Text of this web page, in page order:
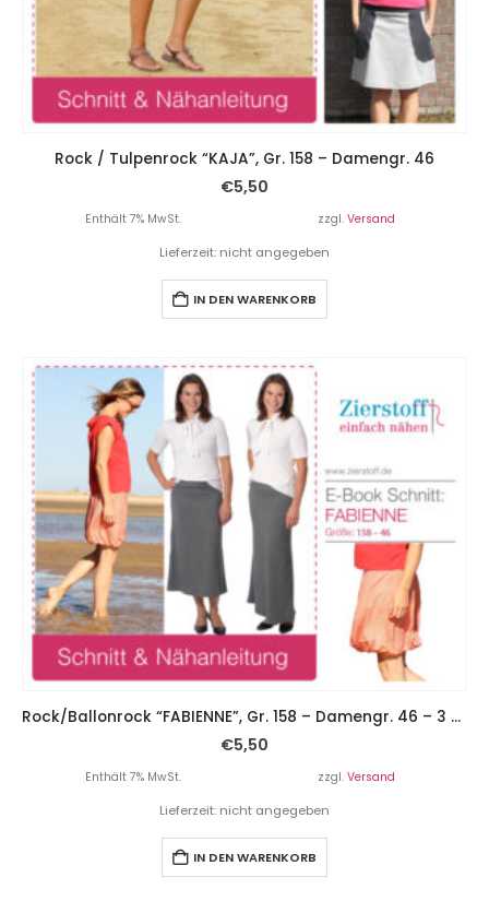
Rock / Tulpenrock “KAJA”, Gr. 158 – Damengr. 46
€5,50
Enthält 7% MwSt. zzgl. Versand
Lieferzeit: nicht angegeben
IN DEN WARENKORB
Rock/Ballonrock “FABIENNE”, Gr. 158 – Damengr. 46 – 3 Rockvariationen
€5,50
Enthält 7% MwSt. zzgl. Versand
Lieferzeit: nicht angegeben
IN DEN WARENKORB